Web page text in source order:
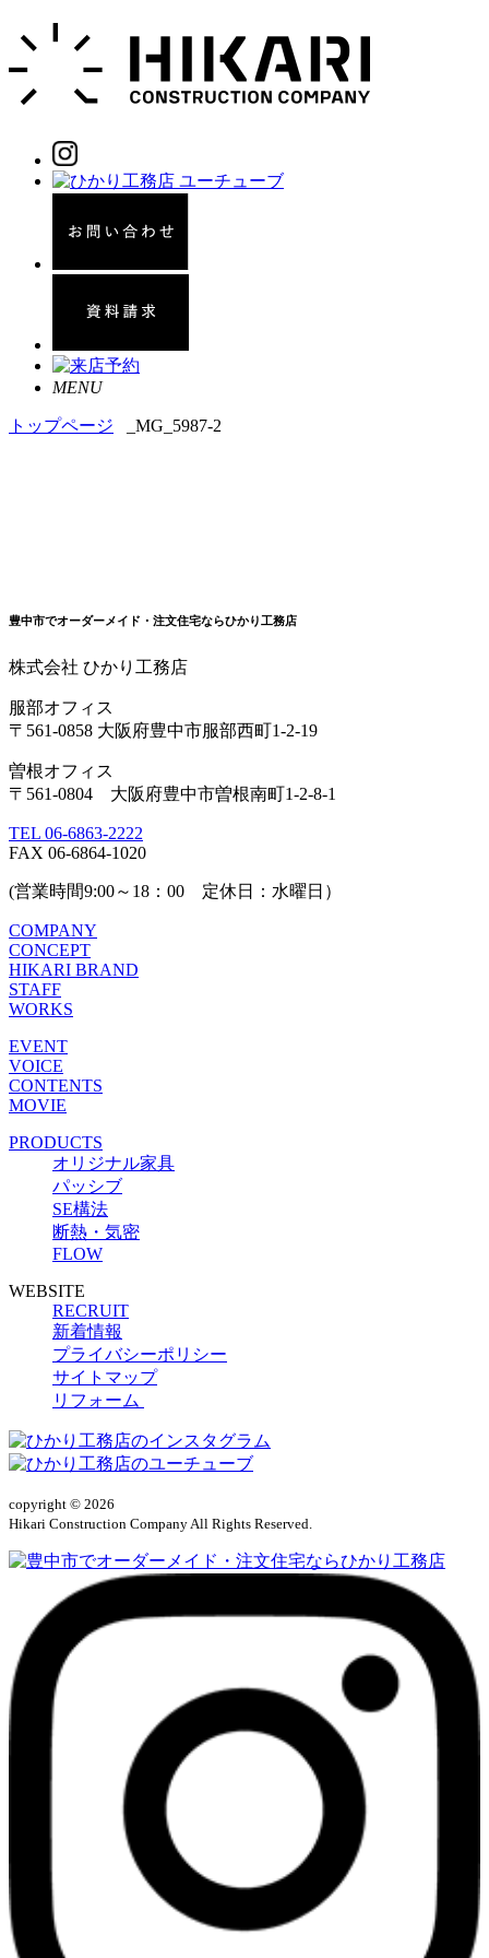
MENU
トップページ _MG_5987-2
豊中市でオーダーメイド・注文住宅ならひかり工務店
株式会社 ひかり工務店
服部オフィス
〒561-0858 大阪府豊中市服部西町1-2-19
曽根オフィス
〒561-0804 大阪府豊中市曽根南町1-2-8-1
TEL 06-6863-2222
FAX 06-6864-1020
(営業時間9:00～18：00 定休日：水曜日）
COMPANY
CONCEPT
HIKARI BRAND
STAFF
WORKS
EVENT
VOICE
CONTENTS
MOVIE
PRODUCTS
オリジナル家具
パッシブ
SE構法
断熱・気密
FLOW
WEBSITE
RECRUIT
新着情報
プライバシーポリシー
サイトマップ
リフォーム
copyright © 2026
Hikari Construction Company All Rights Reserved.